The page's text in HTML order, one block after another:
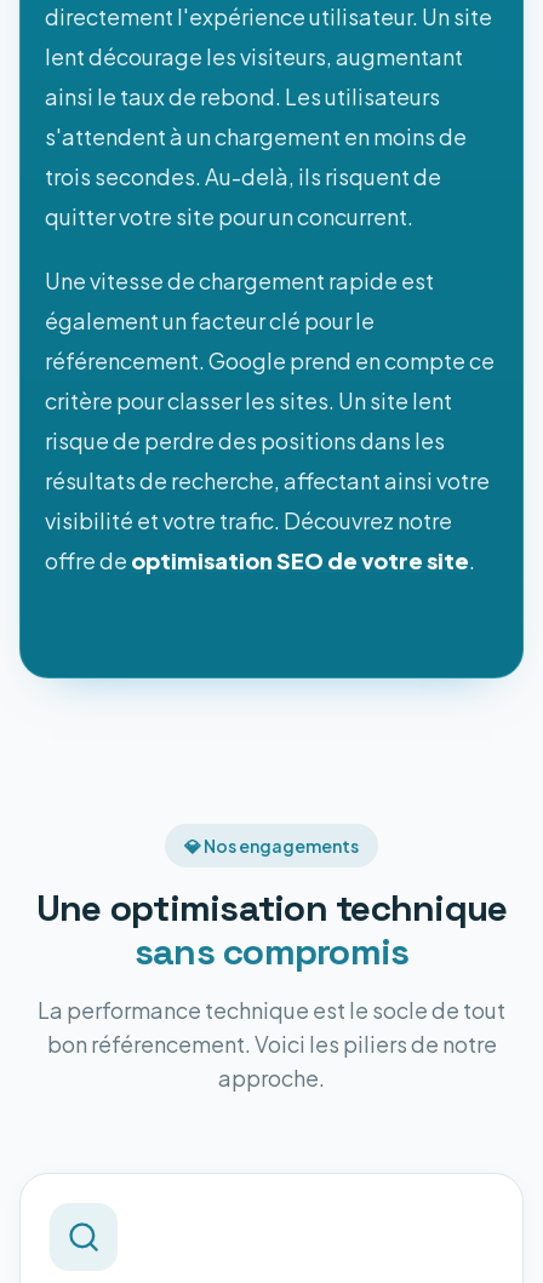
directement l'expérience utilisateur. Un site
lent décourage les visiteurs, augmentant
ainsi le taux de rebond. Les utilisateurs
s'attendent à un chargement en moins de
trois secondes. Au-delà, ils risquent de
quitter votre site pour un concurrent.
Une vitesse de chargement rapide est
également un facteur clé pour le
référencement. Google prend en compte ce
critère pour classer les sites. Un site lent
risque de perdre des positions dans les
résultats de recherche, affectant ainsi votre
visibilité et votre trafic. Découvrez notre
offre de optimisation SEO de votre site.
💎 Nos engagements
Une optimisation technique
sans compromis
La performance technique est le socle de tout
bon référencement. Voici les piliers de notre
approche.